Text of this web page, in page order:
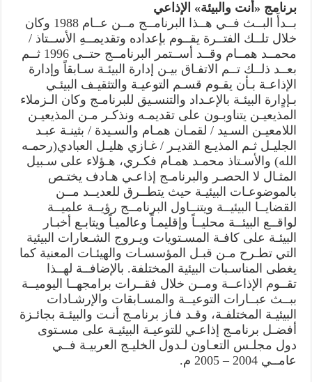
برنامج «أنت والبيئة» الإذاعي
بــدأَ البــث فــي هــذا البرنامــج مــن عــام 1988 وكان
خلال تلــك الفتــرة يقــوم بإعداده وتقديمــهِ الأســتاذ /
محمــد همــام وقــد أســتمر البرنامــج حتــى 1996 ثــم
بعــد ذلــك تــم الاتفـاق بيـن إدارة البيئـة سـابقاً وإدارة
الإذاعـة بـأن يقـوم قسـم التوعيـة والتثقيـف البيئـي
بـإدٍارة البيئـة بالإعـداد والتنسـيق للبرنامـج وكان الـزملاء
المذيعيـن يتناوبـون على تقديمـه ونذكـر مـن المذيعيـن
اللامعيـن السـيد / لقمـان همـام والسـيدة / بثينـة عبـد
الجليـل ثـم المذيـع القديـر / غـازي هليـل العبادي(رحمـه
الله) والأسـتاذ محمـد همـام فكـري، هـؤلاء على سـبيل
المثـال لا الحصـر والبرنامـج إذاعـي هـادف يختـص
بالموضوعـات البيئيـة حيث يتطــرق للعديــد مــن
القضايــا البيئيــة ويتنــاول البرنامــج رؤيــة علميــة
لواقــع البيئــة محليــاً وإقليمـاً وعالميـاً ويتابـع أخبـار
البيئـة على كافـة المسـتويات ويـروج الشـعارات البيئية
التي تطـرح مـن قبـل المؤسسـات والهيئـات المعنية كما
يغطى المناسـبات البيئية المختلفة. بالإضافــة لهــذا
تقــوم الإذاعــة ومــن خلال فقــرات برامجهــا اليوميــة
ببــث عبــارات التوعيــة والمسـابقات والإرشـادات
البيئيـة المختلفـة، وقـد فـاز برنامـج أنـت والبيئـة بجائـزة
أفضـل برنامـج إذاعـي للتوعيـة البيئيـة على مسـتوى
دول مجلـس التعـاون لـدول الخليـج العربيـة فــي
عامــي 2004 – 2005 م.